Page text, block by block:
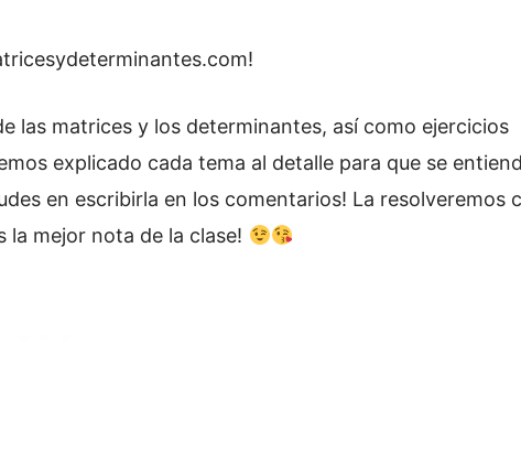
las matrices y los determinantes, así como ejercicios
explicado cada tema al detalle para que se
en escribirla en los comentarios! La resolveremos
la mejor nota de la clase!